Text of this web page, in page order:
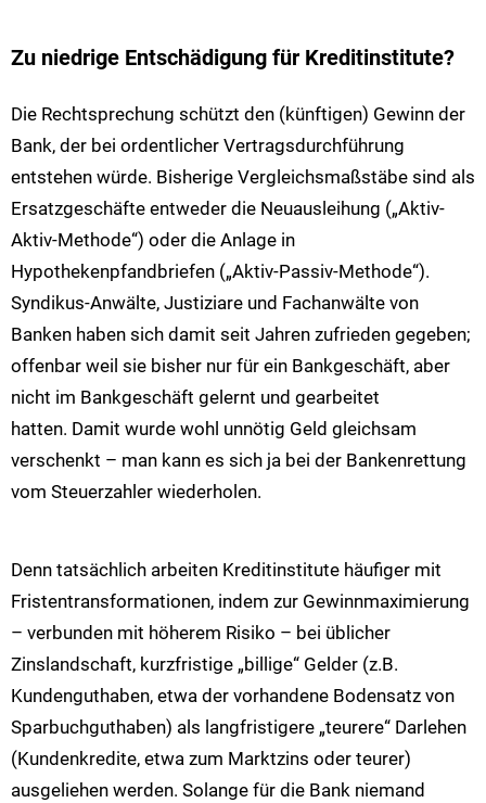
Zu niedrige Entschädigung für Kreditinstitute?
Die Rechtsprechung schützt den (künftigen) Gewinn der
Bank, der bei ordentlicher Vertragsdurchführung
entstehen würde. Bisherige Vergleichsmaßstäbe sind als
Ersatzgeschäfte entweder die Neuausleihung („Aktiv-
Aktiv-Methode“) oder die Anlage in
Hypothekenpfandbriefen („Aktiv-Passiv-Methode“).
Syndikus-Anwälte, Justiziare und Fachanwälte von
Banken haben sich damit seit Jahren zufrieden gegeben;
offenbar weil sie bisher nur für ein Bankgeschäft, aber
nicht im Bankgeschäft gelernt und gearbeitet
hatten. Damit wurde wohl unnötig Geld gleichsam
verschenkt – man kann es sich ja bei der Bankenrettung
vom Steuerzahler wiederholen.
Denn tatsächlich arbeiten Kreditinstitute häufiger mit
Fristentransformationen, indem zur Gewinnmaximierung
– verbunden mit höherem Risiko – bei üblicher
Zinslandschaft, kurzfristige „billige“ Gelder (z.B.
Kundenguthaben, etwa der vorhandene Bodensatz von
Sparbuchguthaben) als langfristigere „teurere“ Darlehen
(Kundenkredite, etwa zum Marktzins oder teurer)
ausgeliehen werden. Solange für die Bank niemand